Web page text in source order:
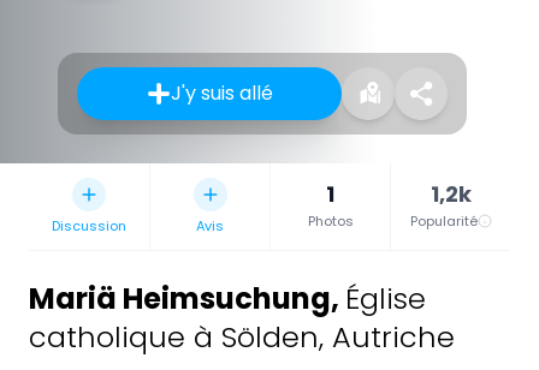
J'y suis allé
Discussion Avis
1
Photos
1,2k
Popularité
Mariä Heimsuchung, Église
catholique à Sölden, Autriche